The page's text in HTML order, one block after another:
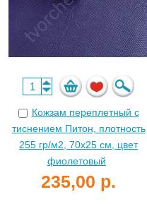
Кожзам переплетный с
тиснением Питон, плотность
255 гр/м2, 70х25 см, цвет
фиолетовый
235,00 р.